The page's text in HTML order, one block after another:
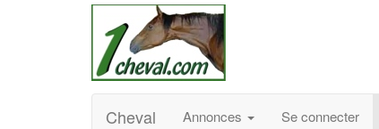
Cheval Annonces Se connecter